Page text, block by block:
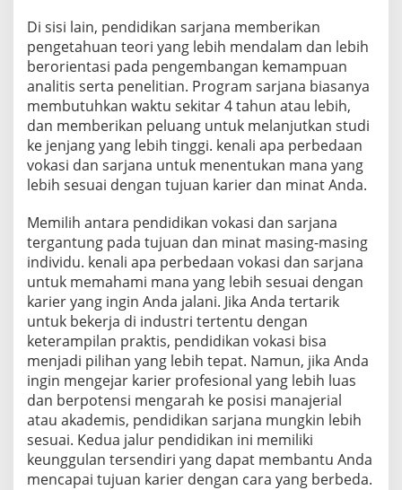
Di sisi lain, pendidikan sarjana memberikan
pengetahuan teori yang lebih mendalam dan lebih
berorientasi pada pengembangan kemampuan
analitis serta penelitian. Program sarjana biasanya
membutuhkan waktu sekitar 4 tahun atau lebih,
dan memberikan peluang untuk melanjutkan studi
ke jenjang yang lebih tinggi. kenali apa perbedaan
vokasi dan sarjana untuk menentukan mana yang
lebih sesuai dengan tujuan karier dan minat Anda.
Memilih antara pendidikan vokasi dan sarjana
tergantung pada tujuan dan minat masing-masing
individu. kenali apa perbedaan vokasi dan sarjana
untuk memahami mana yang lebih sesuai dengan
karier yang ingin Anda jalani. Jika Anda tertarik
untuk bekerja di industri tertentu dengan
keterampilan praktis, pendidikan vokasi bisa
menjadi pilihan yang lebih tepat. Namun, jika Anda
ingin mengejar karier profesional yang lebih luas
dan berpotensi mengarah ke posisi manajerial
atau akademis, pendidikan sarjana mungkin lebih
sesuai. Kedua jalur pendidikan ini memiliki
keunggulan tersendiri yang dapat membantu Anda
mencapai tujuan karier dengan cara yang berbeda.